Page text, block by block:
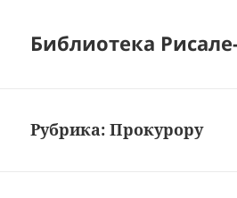
Библиотека
Рубрика:Прокурору